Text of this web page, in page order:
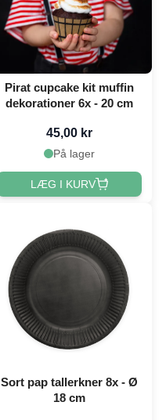
Pirat cupcake kit muffin
dekorationer 6x - 20 cm
45,00 kr
På lager
LÆG I KURV
Sort pap tallerkner 8x - Ø
18 cm